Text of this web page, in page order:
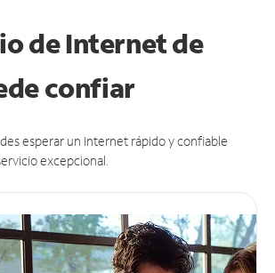
de Internet de
confiar
esperar un Internet rápido y confiable
excepcional.